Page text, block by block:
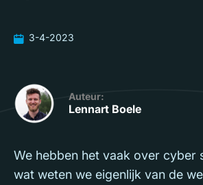
3-4-2023
Auteur:
Lennart Boele
We hebben het vaak over cyber
wat weten we eigenlijk van de